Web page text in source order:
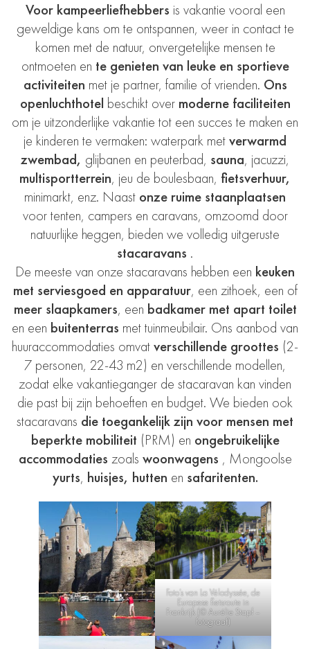
Voor kampeerliefhebbers is vakantie vooral een
geweldige kans om te ontspannen, weer in contact te
komen met de natuur, onvergetelijke mensen te
ontmoeten en te genieten van leuke en sportieve
activiteiten met je partner, familie of vrienden. Ons
openluchthotel beschikt over moderne faciliteiten
om je uitzonderlijke vakantie tot een succes te maken en
je kinderen te vermaken: waterpark metverwarmd
zwembad, glijbanen en peuterbad, sauna, jacuzzi,
multisportterrein, jeu de boulesbaan, fietsverhuur,
minimarkt, enz. Naast onze ruime staanplaatsen
voor tenten, campers en caravans, omzoomd door
natuurlijke heggen, bieden we volledig uitgeruste
stacaravans .
De meeste van onze stacaravans hebben een keuken
met serviesgoed en apparatuur, een zithoek, een of
meer slaapkamers, een badkamer met apart toilet
en een buitenterras met tuinmeubilair. Ons aanbod van
huuraccommodaties omvatverschillende groottes (2-
7 personen, 22-43 m2) en verschillende modellen,
zodat elke vakantieganger de stacaravan kan vinden
die past bij zijn behoeften en budget. We bieden ook
stacaravans die toegankelijk zijn voor mensen met
beperkte mobiliteit (PRM) en ongebruikelijke
accommodaties zoals woonwagens , Mongoolse
yurts, huisjes, hutten en safaritenten.
Foto’s van La Vélodyssée, de
Europese fietsroute in
Frankrijk (© Aurélie Stapf –
fotograaf)